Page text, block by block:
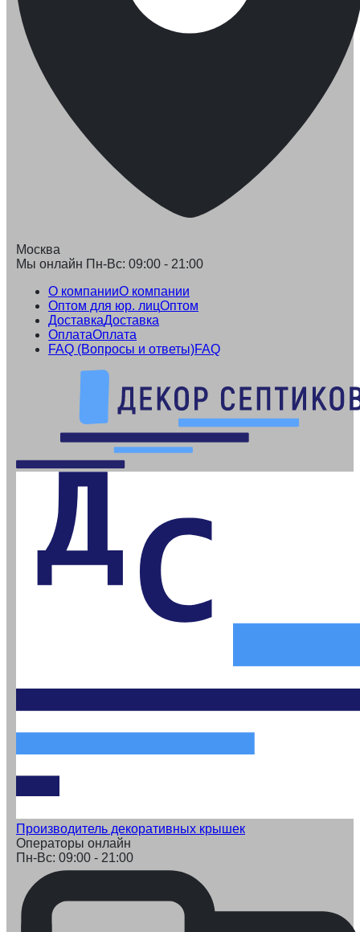
Москва
Мы онлайн Пн-Вс: 09:00 - 21:00
О компанииО компании
Оптом для юр. лицОптом
ДоставкаДоставка
ОплатаОплата
FAQ (Вопросы и ответы)FAQ
Производитель декоративных крышек
Операторы онлайн
Пн-Вс: 09:00 - 21:00